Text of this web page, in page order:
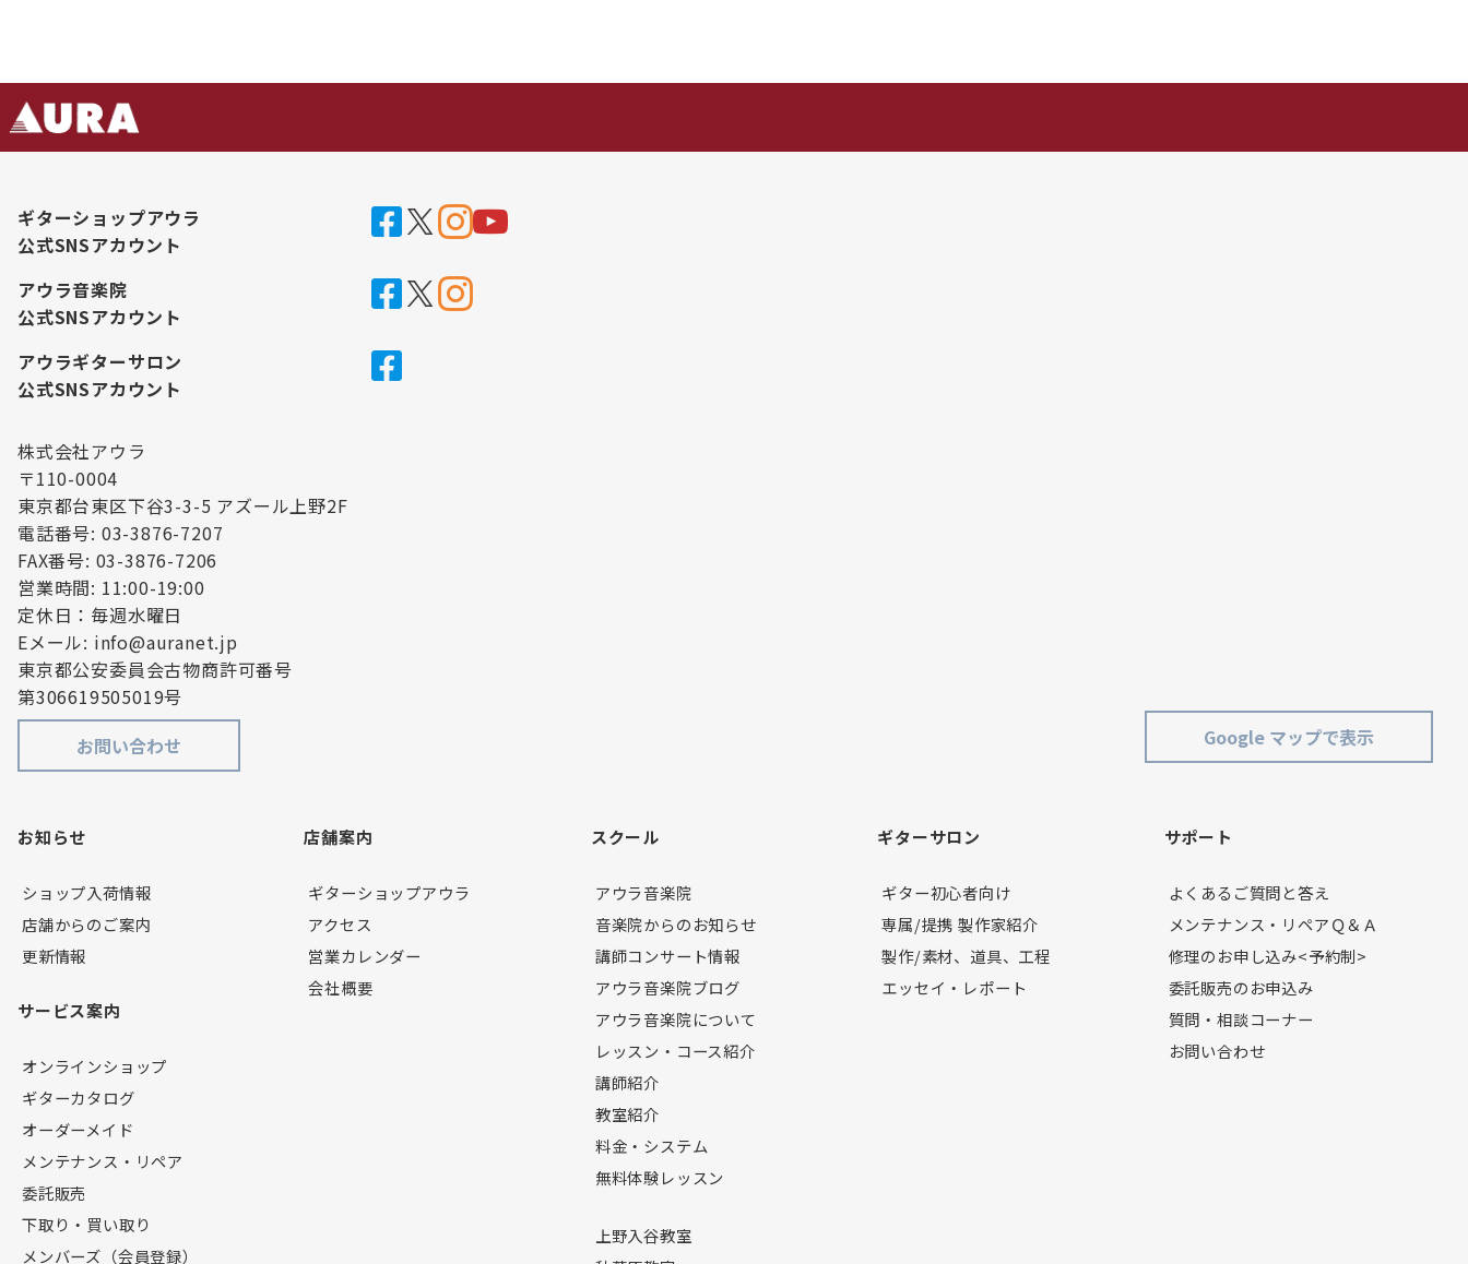
ギターショップアウラ
公式SNSアカウント
アウラ音楽院
公式SNSアカウント
アウラギターサロン
公式SNSアカウント
株式会社アウラ
〒110-0004
東京都台東区下谷3-3-5 アズール上野2F
電話番号: 03-3876-7207
FAX番号: 03-3876-7206
営業時間: 11:00-19:00
定休日：毎週水曜日
Eメール: info@auranet.jp
東京都公安委員会古物商許可番号
第306619505019号
お問い合わせ
Google マップで表示
お知らせ
ショップ入荷情報
店舗からのご案内
更新情報
サービス案内
オンラインショップ
ギターカタログ
オーダーメイド
メンテナンス・リペア
委託販売
下取り・買い取り
メンバーズ（会員登録）
店舗案内
ギターショップアウラ
アクセス
営業カレンダー
会社概要
スクール
アウラ音楽院
音楽院からのお知らせ
講師コンサート情報
アウラ音楽院ブログ
アウラ音楽院について
レッスン・コース紹介
講師紹介
教室紹介
料金・システム
無料体験レッスン
上野入谷教室
ギターサロン
ギター初心者向け
専属/提携 製作家紹介
製作/素材、道具、工程
エッセイ・レポート
サポート
よくあるご質問と答え
メンテナンス・リペアＱ＆Ａ
修理のお申し込み<予約制>
委託販売のお申込み
質問・相談コーナー
お問い合わせ